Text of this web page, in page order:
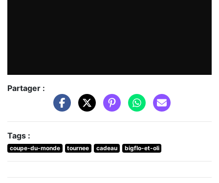
Partager :
Tags :
coupe-du-monde tournee cadeau bigflo-et-oli